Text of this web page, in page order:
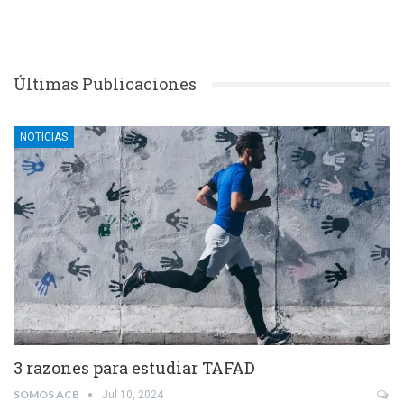
Últimas Publicaciones
NOTICIAS
3 razones para estudiar TAFAD
SOMOS ACB Jul 10, 2024